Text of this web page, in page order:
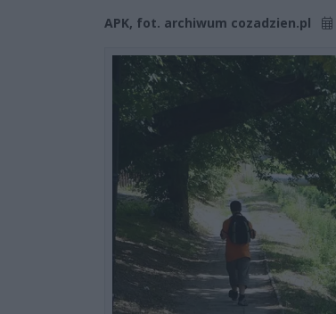
APK, fot. archiwum cozadzien.pl